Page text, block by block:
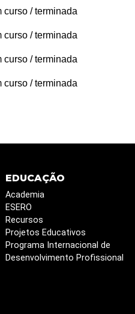
curso / terminada
curso / terminada
curso / terminada
curso / terminada
EDUCAÇÃO
Academia
ESERO
Recursos
Projetos Educativos
Programa Internacional de
Desenvolvimento Profissional